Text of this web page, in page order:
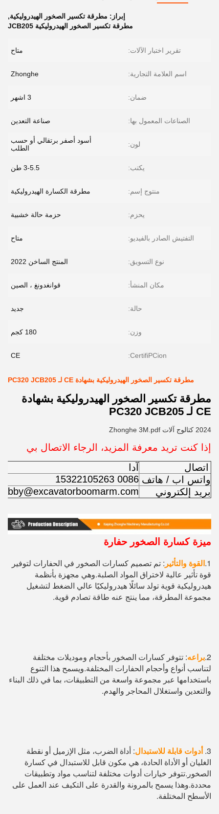
إبراز: مطرقة تكسير الصخور الهيدروليكية,
مطرقة تكسير الصخور الهيدروليكية JCB205
تقرير اختبار الآلات: متاح
اسم العلامة التجارية: Zhonghe
ضمان: 3 اشهر
الصناعات المعمول بها: صناعة التعدين
لون:
أسود أصفر برتقالي أو حسب
الطلب
يكتب: 3-5.5 طن
منتوج إسم: مطرقة الكسارة الهيدروليكية
يحزم: حزمة حالة خشبية
التفتيش الصادر بالفيديو: متاح
نوع التسويق: المنتج الساخن 2022
مكان المنشأ: قوانغدونغ ، الصين
حالة: جديد
وزن: 180 كجم
CertifiPCion:
CE
مطرقة تكسير الصخور الهيدروليكية بشهادة CE لـ PC320 JCB205
مطرقة تكسير الصخور الهيدروليكية بشهادة
CE لـ PC320 JCB205
2024 كتالوج آلات Zhonghe 3M.pdf
إذا كنت تريد معرفة المزيد، الرجاء الاتصال بي
اتصال
آدا
واتس اب / هاتف 0086 15322105263
بريد إلكتروني
abby@excavatorboomarm.com
ميزة كسارة الصخور حفارة
1. القوة والتأثير
مجموعة المطرقة، مما ينتج عنه طاقة تصادم قوية.
2.براعه
والتعدين واستغلال المحاجر والهدم.
3. أدوات قابلة للاستبدال
الأسطح المختلفة.